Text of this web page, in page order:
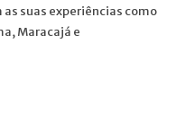
suas experiências como
Maracajá e